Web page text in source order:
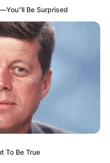
&
Be Surprised
To Be True